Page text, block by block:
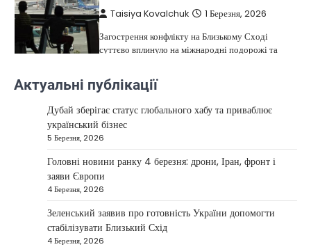
Taisiya Kovalchuk 1 Березня, 2026
Загострення конфлікту на Близькому Сході
суттєво вплинуло на міжнародні подорожі та
НОВИНИ
США не відкидають можливість
удару по Ірану у разі провалу
переговорів
Kolomysheva Anastasiya
17 Червня,
2025
У США не виключають застосування сили проти
Ірану, якщо дипломатичні переговори не
принесуть бажаних результатів.…
Актуальні публікації
Дубай зберігає статус глобального хабу та приваблює
український бізнес
5 Березня, 2026
Головні новини ранку 4 березня: дрони, Іран, фронт і
заяви Європи
4 Березня, 2026
Зеленський заявив про готовність України допомогти
стабілізувати Близький Схід
4 Березня, 2026